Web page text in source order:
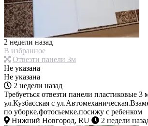
2 недели назад
В избранное
Отвезти панели 3м
Не указана
Не указана
2 недели назад
Требуеться отвезти панели пластиковые 3
ул.Кузбасская с
по уборке,фотосьемке,посижу с ребенком
Нижний Новгород, RU
2 недели